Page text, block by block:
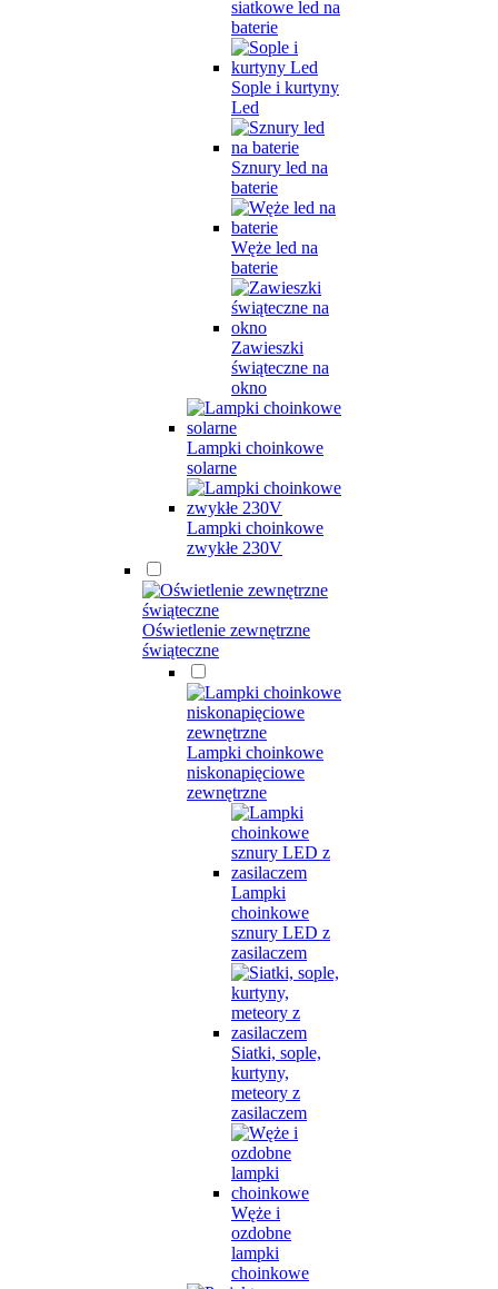
siatkowe led na
baterie
Sople i kurtyny
Led
Sznury led na
baterie
Węże led na
baterie
Zawieszki
świąteczne na
okno
Lampki choinkowe
solarne
Lampki choinkowe
zwykłe 230V
Oświetlenie zewnętrzne
świąteczne
Lampki choinkowe
niskonapięciowe
zewnętrzne
Lampki
choinkowe
sznury LED z
zasilaczem
Siatki, sople,
kurtyny,
meteory z
zasilaczem
Węże i
ozdobne
lampki
choinkowe